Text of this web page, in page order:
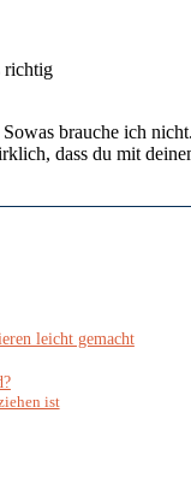
richtig
brauche ich
dass du mit
leicht gemacht
ist